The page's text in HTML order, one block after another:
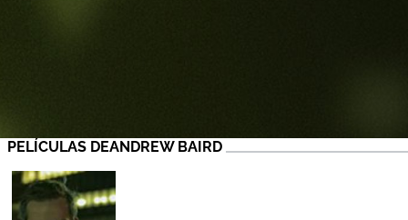
PELÍCULAS DEANDREW BAIRD